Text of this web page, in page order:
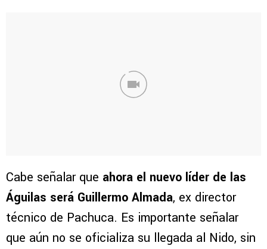
Cabe señalar que ahora el nuevo líder de las
Águilas será Guillermo Almada, ex director
técnico de Pachuca. Es importante señalar
que aún no se oficializa su llegada al Nido, sin